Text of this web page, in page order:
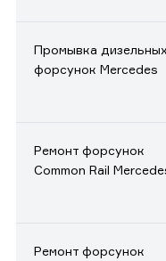
Промывка дизельных
форсунок Mercedes
Ремонт форсунок
Common Rail
Ремонт форсунок